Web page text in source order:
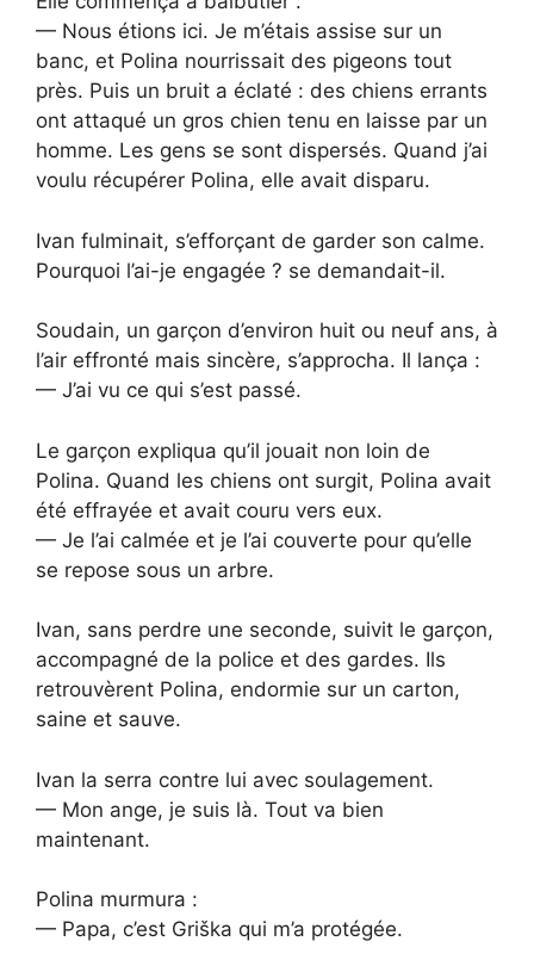
— Nous étions ici. Je m’étais assise sur un
banc, et Polina nourrissait des pigeons tout
près. Puis un bruit a éclaté : des chiens errants
ont attaqué un gros chien tenu en laisse par un
homme. Les gens se sont dispersés. Quand j’ai
voulu récupérer Polina, elle avait disparu.
Ivan fulminait, s’efforçant de garder son calme.
Pourquoi l’ai-je engagée ? se demandait-il.
Soudain, un garçon d’environ huit ou neuf ans, à
l’air effronté mais sincère, s’approcha. Il lança :
— J’ai vu ce qui s’est passé.
Le garçon expliqua qu’il jouait non loin de
Polina. Quand les chiens ont surgit, Polina avait
été effrayée et avait couru vers eux.
— Je l’ai calmée et je l’ai couverte pour qu’elle
se repose sous un arbre.
Ivan, sans perdre une seconde, suivit le garçon,
accompagné de la police et des gardes. Ils
retrouvèrent Polina, endormie sur un carton,
saine et sauve.
Ivan la serra contre lui avec soulagement.
— Mon ange, je suis là. Tout va bien
maintenant.
Polina murmura :
— Papa, c’est Griška qui m’a protégée.